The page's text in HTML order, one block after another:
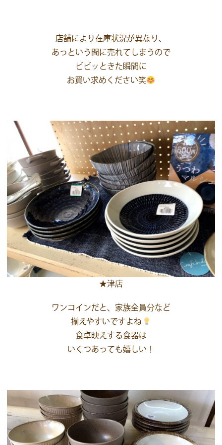
店舗により在庫状況が異なり、
あっという間に売れてしまうので
ビビッときた瞬間に
お買い求めください笑
★津店
ワンコインだと、家族全員分など
揃えやすいですよね
食卓映えする食器は
いくつあっても嬉しい！